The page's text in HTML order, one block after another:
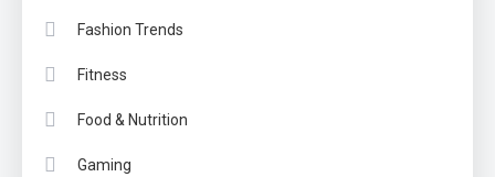
Fashion Trends
Fitness
Food & Nutrition
Gaming